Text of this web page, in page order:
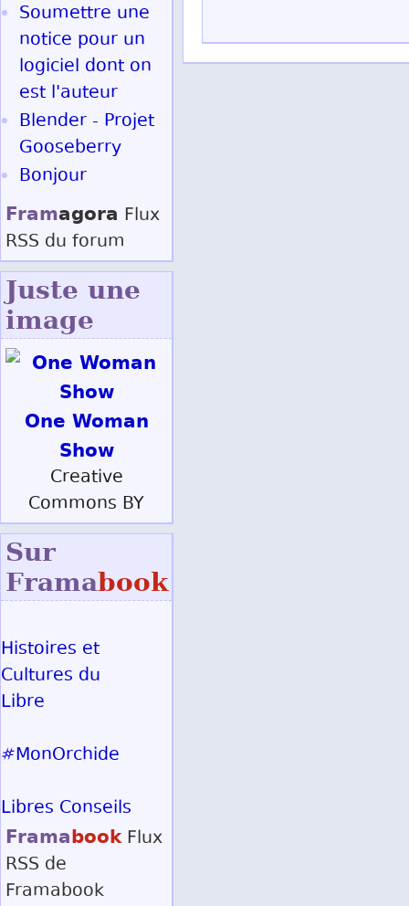
Soumettre une
notice pour un
logiciel dont on
est l'auteur
Blender - Projet
Gooseberry
Bonjour
Framagora Flux
RSS du forum
Juste une
image
One Woman
Show
Creative
Commons BY
Sur
Framabook
Histoires et
Cultures du
Libre
#MonOrchide
Libres Conseils
Framabook Flux
RSS de
Framabook